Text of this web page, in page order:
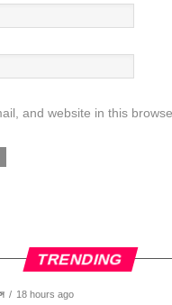
and website in this
TRENDING
18 hours ago